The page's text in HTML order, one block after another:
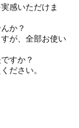
感いただけま
か？
が、全部お使い
すか？
ださい。